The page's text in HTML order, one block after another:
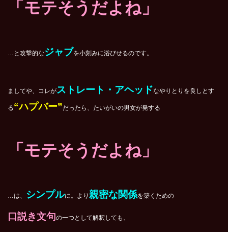
「モテそうだよね」
…と攻撃的な ジャブを小刻みに浴びせるのです。
ましてや、コレがストレート・アヘッドなやりとりを良しとす
る“ハプバー”だったら、たいがいの男女が発する
「モテそうだよね」
…は、 シンプルに。より 親密な関係を築くための
口説き文句の一つとして解釈しても、